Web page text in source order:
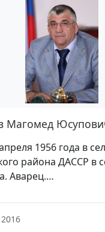
Магомед
1956 года в
района ДАССР в
Аварец.…